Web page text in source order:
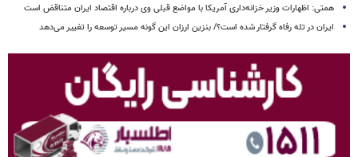
همتی: اظهارات وزیر خزانه‌داری آمریکا با مواضع قبلی وی درباره اقتصاد ایران متناقض است
ایران در تله رفاه گرفتار شده است؟/ بنزین ارزان این گونه مسیر توسعه را تغییر می‌دهد